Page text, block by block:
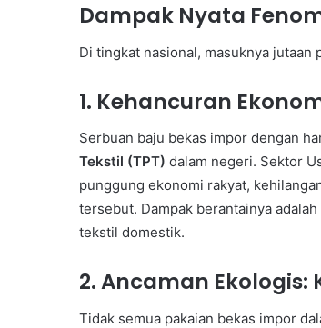
Dampak Nyata
Di tingkat nasional, masuknya jutaan
1. Kehancuran
Serbuan baju bekas impor dengan
Tekstil (TPT) dalam negeri. Sektor
punggung ekonomi rakyat,
tersebut. Dampak berantainya
tekstil domestik.
2. Ancaman Ekologis:
Tidak semua pakaian bekas impor